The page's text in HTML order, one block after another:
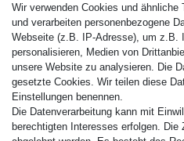
Festina Armband
Citizen Armband
M. Lacroix Armband
J. Lemans Armband
Uhrenarmbänder - Alle
Sicherheit
Wir verwenden Cookies und
und verarbeiten personenbezogene
Webseite (z.B. IP-Adresse), um z.B.
personalisieren, Medien von
unsere Website zu analysieren. Die
gesetzte Cookies. Wir teilen diese
Einstellungen benennen.
Die Datenverarbeitung kann mit
berechtigten Interesses erfolgen. Die